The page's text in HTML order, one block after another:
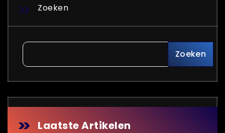
Zoeken
Zoeken
Laatste Artikelen